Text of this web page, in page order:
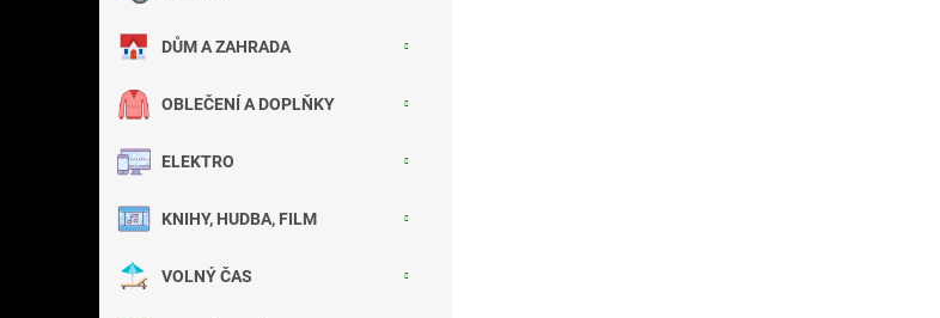
DŮM A ZAHRADA
OBLEČENÍ A DOPLŇKY
ELEKTRO
KNIHY, HUDBA, FILM
VOLNÝ ČAS